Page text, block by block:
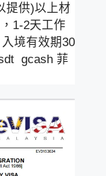
提供)以上材
1-2天工作
境有效期30
gcash 菲